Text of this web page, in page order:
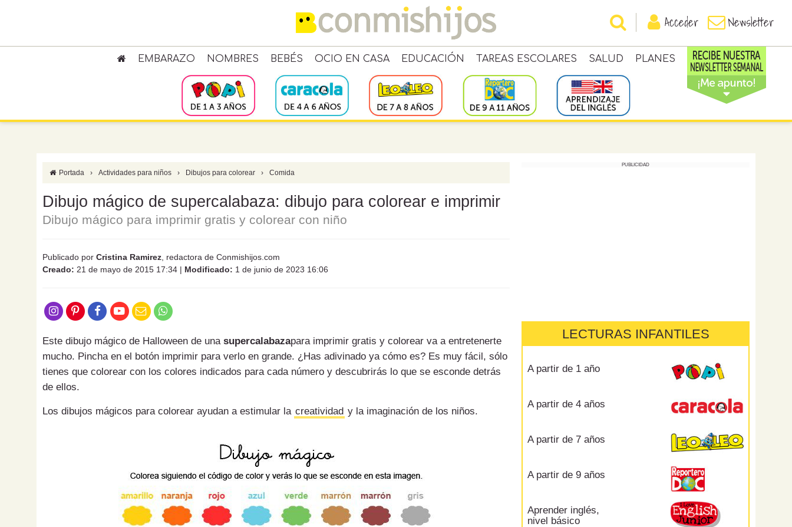
Acceder Newsletter
EMBARAZO NOMBRES BEBÉS OCIO EN CASA EDUCACIÓN TAREAS ESCOLARES SALUD PLANES
Portada › Actividades para niños › Dibujos para colorear › Comida
Dibujo mágico de supercalabaza: dibujo para colorear e imprimir
Dibujo mágico para imprimir gratis y colorear con niño
Publicado por Cristina Ramirez , redactora de Conmishijos.com
Creado: 21 de mayo de 2015 17:34 | Modificado: 1 de junio de 2023 16:06
Este dibujo mágico de Halloween de unasupercalabazapara imprimir gratis y colorear va a entretenerte
mucho. Pincha en el botón imprimir para verlo en grande. ¿Has adivinado ya cómo es? Es muy fácil, sólo
tienes que colorear con los colores indicados para cada número y descubrirás lo que se esconde detrás
de ellos.
Los dibujos mágicos para colorear ayudan a estimular la creatividad y la imaginación de los niños.
PUBLICIDAD
LECTURAS INFANTILES
A partir de 1 año
A partir de 4 años
A partir de 7 años
A partir de 9 años
Aprender inglés,
nivel básico